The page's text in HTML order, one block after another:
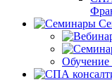
Обучение